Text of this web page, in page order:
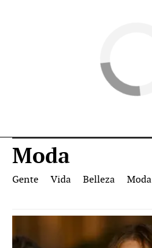
Moda
Gente Vida Belleza Moda